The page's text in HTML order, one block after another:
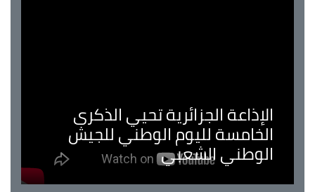
الإذاعة الجزائرية تحيي الذكرى
الخامسة لليوم الوطني للجيش
الوطني الشعبي